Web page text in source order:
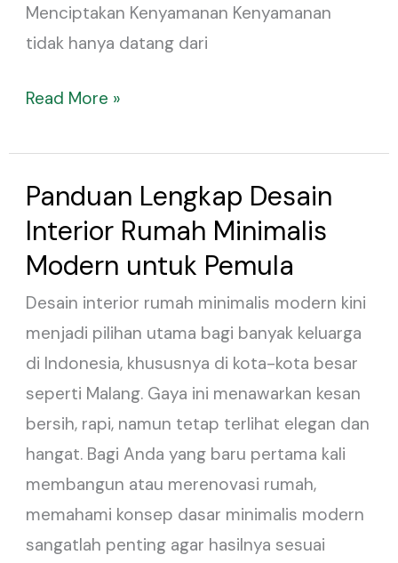
Menciptakan Kenyamanan Kenyamanan
tidak hanya datang dari
Read More »
Panduan Lengkap Desain
Interior Rumah Minimalis
Modern untuk Pemula
Desain interior rumah minimalis modern kini
menjadi pilihan utama bagi banyak keluarga
di Indonesia, khususnya di kota-kota besar
seperti Malang. Gaya ini menawarkan kesan
bersih, rapi, namun tetap terlihat elegan dan
hangat. Bagi Anda yang baru pertama kali
membangun atau merenovasi rumah,
memahami konsep dasar minimalis modern
sangatlah penting agar hasilnya sesuai
Panduan
Lengkap
Desain
Rumah
Minimalis
Modern
untuk
Pemula